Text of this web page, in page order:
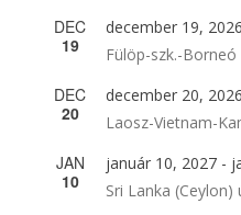
DEC
19
december 19, 2026
Fülöp-szk.-Borneó
DEC
20
december 20, 2026
Laosz-Vietnam-
JAN
10
január 10, 2027-
Sri Lanka (Ceylon)